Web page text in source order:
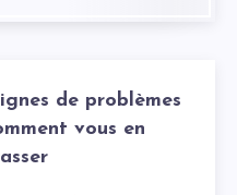
de problèmes
vous en